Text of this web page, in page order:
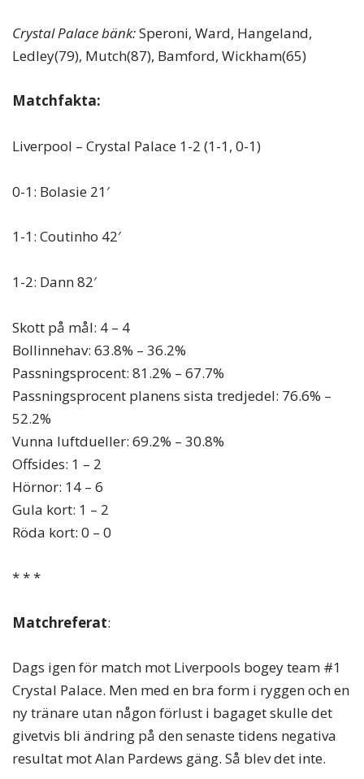
Crystal Palace bänk:Speroni, Ward, Hangeland,
Ledley(79), Mutch(87), Bamford, Wickham(65)
Matchfakta:
Liverpool – Crystal Palace 1-2 (1-1, 0-1)
0-1: Bolasie 21′
1-1: Coutinho 42′
1-2: Dann 82′
Skott på mål: 4 – 4
Bollinnehav: 63.8% – 36.2%
Passningsprocent: 81.2% – 67.7%
Passningsprocent planens sista tredjedel: 76.6% –
52.2%
Vunna luftdueller: 69.2% – 30.8%
Offsides: 1 – 2
Hörnor: 14 – 6
Gula kort: 1 – 2
Röda kort: 0 – 0
* * *
Matchreferat:
Dags igen för match mot Liverpools bogey team #1
Crystal Palace. Men med en bra form i ryggen och en
ny tränare utan någon förlust i bagaget skulle det
givetvis bli ändring på den senaste tidens negativa
resultat mot Alan Pardews gäng. Så blev det inte.